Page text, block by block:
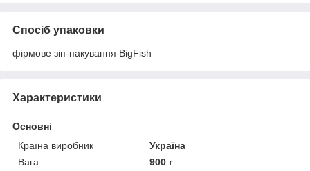
Спосіб упаковки
фірмове зіп-пакування BigFish
Характеристики
Основні
Країна виробник
Україна
Вага
900 г